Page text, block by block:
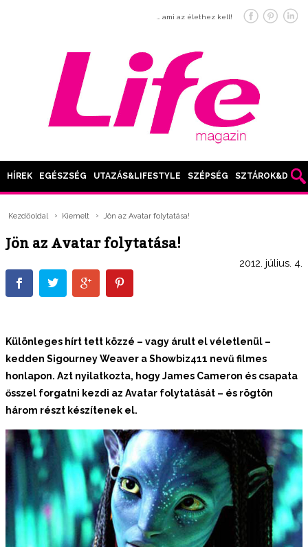
… ami az élethez kell!
HÍREK EGÉSZSÉG UTAZÁS&LIFESTYLE SZÉPSÉG SZTÁROK&DIVAT
Kezdőoldal Kiemelt Jön az Avatar folytatása!
Jön az Avatar folytatása!
2012. július. 4.
Különleges hírt tett közzé – vagy árult el véletlenül –
kedden Sigourney Weaver a Showbiz411 nevű filmes
honlapon. Azt nyilatkozta, hogy James Cameron és csapata
ősszel forgatni kezdi az Avatar folytatását – és rögtön
három részt készítenek el.